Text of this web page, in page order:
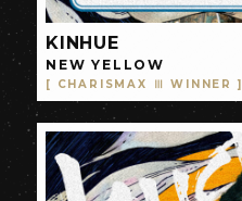
KINHUE
NEW YELLOW
[ CHARISMAX Ⅲ WINNER ]